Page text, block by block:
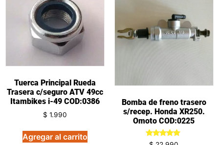
Tuerca Principal Rueda
Trasera c/seguro ATV 49cc
Itambikes i-49 COD:0386
$ 1.990
Agregar al carrito
Bomba de freno trasero
s/recep. Honda XR250.
Omoto COD:0225
Valorado